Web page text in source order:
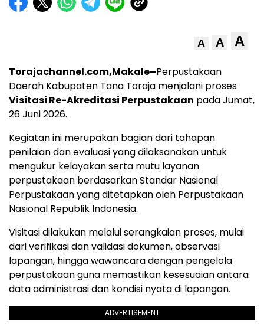
A A A
Torajachannel.com,Makale–Perpustakaan
Daerah Kabupaten Tana Toraja menjalani proses
Visitasi Re-Akreditasi Perpustakaan pada Jumat,
26 Juni 2026.
Kegiatan ini merupakan bagian dari tahapan
penilaian dan evaluasi yang dilaksanakan untuk
mengukur kelayakan serta mutu layanan
perpustakaan berdasarkan Standar Nasional
Perpustakaan yang ditetapkan oleh Perpustakaan
Nasional Republik Indonesia.
Visitasi dilakukan melalui serangkaian proses, mulai
dari verifikasi dan validasi dokumen, observasi
lapangan, hingga wawancara dengan pengelola
perpustakaan guna memastikan kesesuaian antara
data administrasi dan kondisi nyata di lapangan.
ADVERTISEMENT